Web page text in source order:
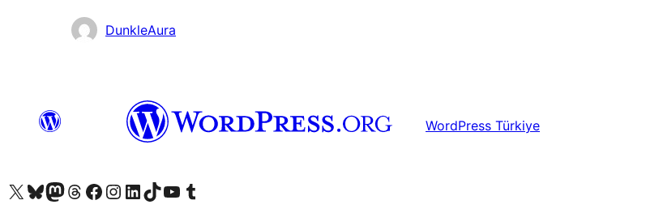
KatkıdaDunkleAura
WordPress Türkiye
X (eski Twitter) hesabımıza bakın
Bluesky hesabımızı ziyaret edinMastodon hesabımızı ziyaret edinThreads hesabımızı ziyaret edinFacebook sayfamızı ziyaret edinInstagram hesabımızı ziyaret edinLinkedIn hesabımızı ziyaret edinTikTok hesabımızı ziyaret edinYouTube kanalımızı ziyaret edinTumblr hesabımızı ziyaret edin